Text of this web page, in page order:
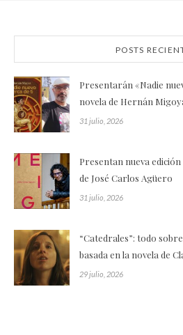
POSTS
Presentarán «Nadie
novela de Hernán
31 julio, 2026
Presentan nueva
de José Carlos Agüero
31 julio, 2026
“Catedrales”: todo
basada en la novela de
29 julio, 2026